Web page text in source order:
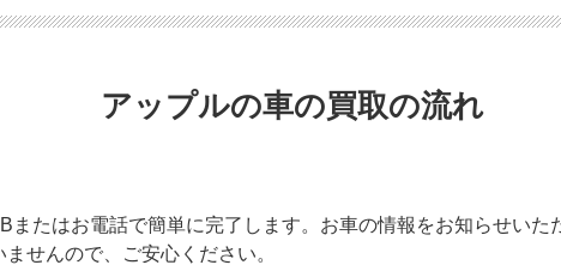
アップルの車の買取の流れ
またはお電話で簡単に完了します。お車の情報をお知らせいた
せんので、ご安心ください。